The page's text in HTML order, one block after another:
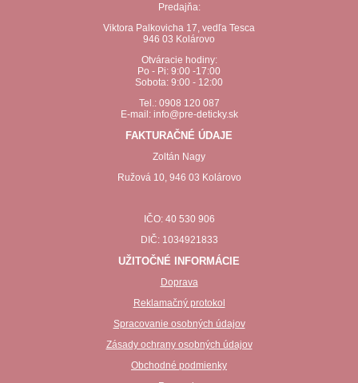
Predajňa:
Viktora Palkovicha 17, vedľa Tesca
946 03 Kolárovo
Otváracie hodiny:
Po - Pi: 9:00 -17:00
Sobota: 9:00 - 12:00
Tel.: 0908 120 087
E-mail: info@pre-deticky.sk
FAKTURAČNÉ ÚDAJE
Zoltán Nagy
Ružová 10, 946 03 Kolárovo
IČO: 40 530 906
DIČ: 1034921833
UŽITOČNÉ INFORMÁCIE
Doprava
Reklamačný protokol
Spracovanie osobných údajov
Zásady ochrany osobných údajov
Obchodné podmienky